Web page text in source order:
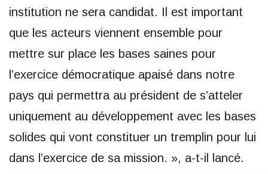
institution ne sera candidat. Il est important
que les acteurs viennent ensemble pour
mettre sur place les bases saines pour
l’exercice démocratique apaisé dans notre
pays qui permettra au président de s’atteler
uniquement au développement avec les bases
solides qui vont constituer un tremplin pour lui
dans l’exercice de sa mission. », a-t-il lancé.